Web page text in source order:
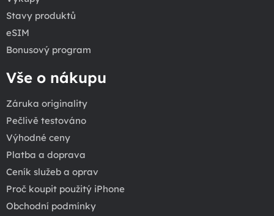
Stavy produktů
eSIM
Bonusový program
Vše o nákupu
Záruka originality
Pečlivě testováno
Výhodné ceny
Platba a doprava
Ceník služeb a oprav
Proč koupit použitý iPhone
Obchodní podmínky